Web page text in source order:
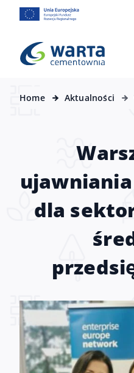
Home Aktualności
ujawniania
dla